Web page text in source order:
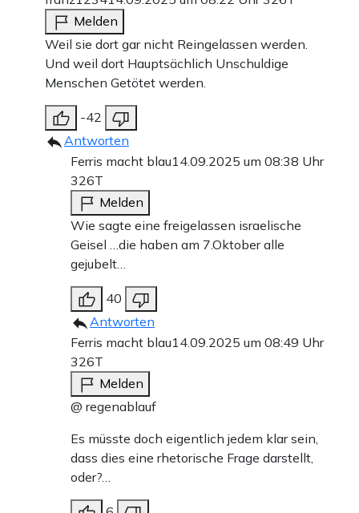
Melden
Weil sie dort gar nicht Reingelassen werden.
Und weil dort Hauptsächlich Unschuldige
Menschen Getötet werden.
-42
Antworten
Ferris macht blau14.09.2025 um 08:38 Uhr
326T
Melden
Wie sagte eine freigelassen israelische
Geisel …die haben am 7.Oktober alle
gejubelt…
40
Antworten
Ferris macht blau14.09.2025 um 08:49 Uhr
326T
Melden
@ regenablauf
Es müsste doch eigentlich jedem klar sein,
dass dies eine rhetorische Frage darstellt,
oder?…